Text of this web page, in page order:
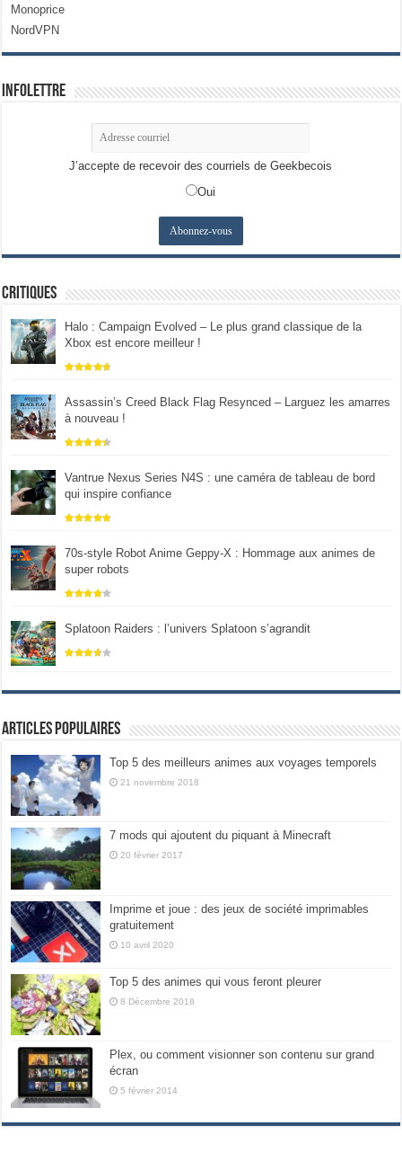
Monoprice
NordVPN
Infolettre
J’accepte de recevoir des courriels de Geekbecois
Oui
Critiques
Halo : Campaign Evolved – Le plus grand classique de la
Xbox est encore meilleur !
Assassin’s Creed Black Flag Resynced – Larguez les amarres
à nouveau !
Vantrue Nexus Series N4S : une caméra de tableau de bord
qui inspire confiance
70s-style Robot Anime Geppy-X : Hommage aux animes de
super robots
Splatoon Raiders : l’univers Splatoon s’agrandit
Articles populaires
Top 5 des meilleurs animes aux voyages temporels
21 novembre 2018
7 mods qui ajoutent du piquant à Minecraft
20 février 2017
Imprime et joue : des jeux de société imprimables
gratuitement
10 avril 2020
Top 5 des animes qui vous feront pleurer
8 Décembre 2018
Plex, ou comment visionner son contenu sur grand
écran
5 février 2014